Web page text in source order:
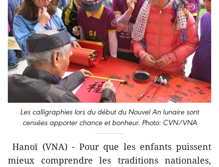
Les calligraphies lors du début du Nouvel An lunaire sont
censées apporter chance et bonheur. Photo: CVN/VNA
Hanoï (VNA) - Pour que les enfants puissent
mieux comprendre les traditions nationales,